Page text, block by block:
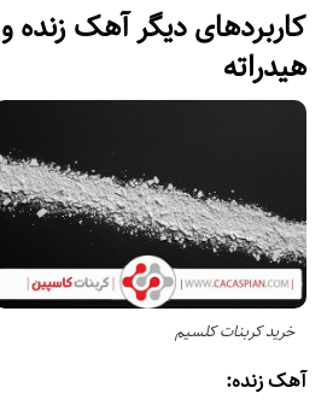
کاربردهای دیگر آهک زنده و
هیدراته
خرید کربنات کلسیم
آهک زنده: